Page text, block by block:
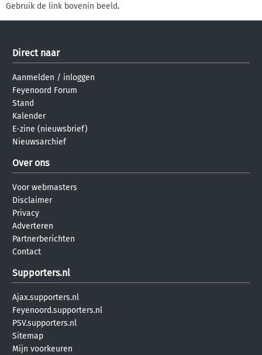
Gebruik de link bovenin beeld.
Direct naar
Aanmelden / inloggen
Feyenoord Forum
Stand
Kalender
E-zine (nieuwsbrief)
Nieuwsarchief
Over ons
Voor webmasters
Disclaimer
Privacy
Adverteren
Partnerberichten
Contact
Supporters.nl
Ajax.supporters.nl
Feyenoord.supporters.nl
PSV.supporters.nl
Sitemap
Mijn voorkeuren